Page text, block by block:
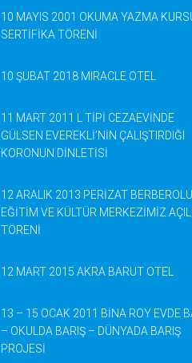
10 MAYIS 2001 OKUMA YAZMA
SERTİFİKA TÖRENİ
10 ŞUBAT 2018 MIRACLE OTEL
11 MART 2011 L TİPİ CEZAEVİNDE
GÜLSEN EVEREKLİ’NİN ÇALIŞTIRDIĞI
KORONUN DİNLETİSİ
12 ARALIK 2013 PERİZAT BERBEROLU
EĞİTİM VE KÜLTÜR MERKEZİMİZ
TÖRENİ
12 MART 2015 AKRA BARUT OTEL
13 – 15 OCAK 2011 BİNA ROY EVDE
– OKULDA BARIŞ – DÜNYADA BARIŞ
PROJESİ